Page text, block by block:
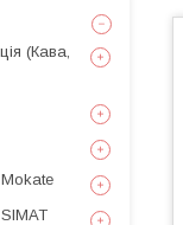
(Кава,